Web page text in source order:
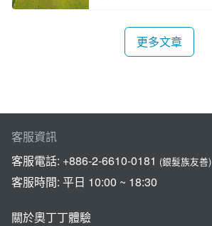
更多文章
客服資訊
客服電話: +886-2-6610-0181 (銀髮族友善)
客服時間: 平日 10:00 ~ 18:30
關於奧丁丁體驗